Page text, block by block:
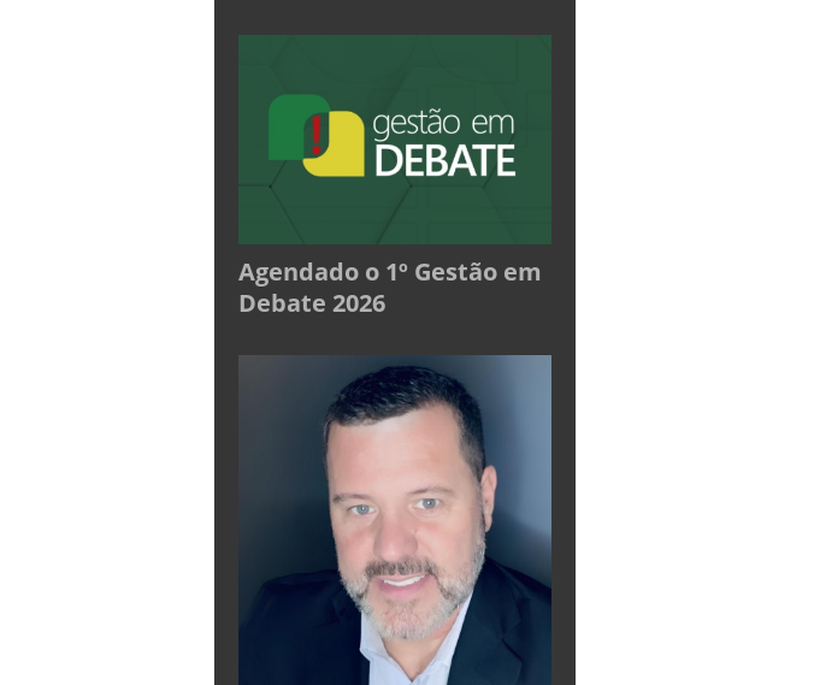
Agendado o 1º Gestão em
Debate 2026